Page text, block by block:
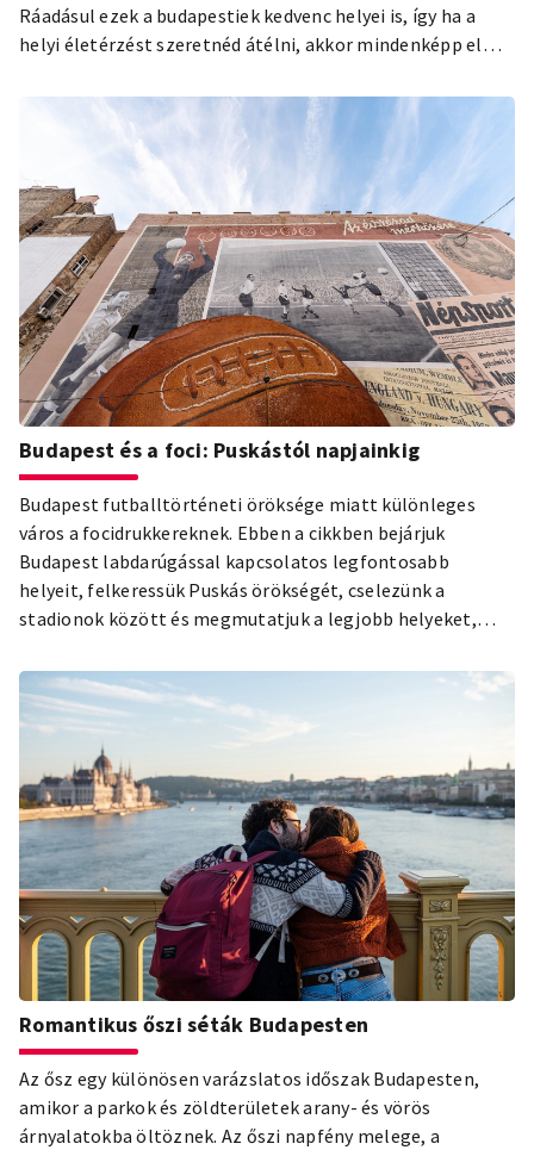
Ráadásul ezek a budapestiek kedvenc helyei is, így ha a
helyi életérzést szeretnéd átélni, akkor mindenképp el
Budapest és a foci: Puskástól napjainkig
Budapest futballtörténeti öröksége miatt különleges
város a focidrukkereknek. Ebben a cikkben bejárjuk
Budapest labdarúgással kapcsolatos legfontosabb
helyeit, felkeressük Puskás örökségét, cselezünk a
stadionok között és megmutatjuk a legjobb helyeket,
Romantikus őszi séták Budapesten
Az ősz egy különösen varázslatos időszak Budapesten,
amikor a parkok és zöldterületek arany- és vörös
árnyalatokba öltöznek. Az őszi napfény melege, a